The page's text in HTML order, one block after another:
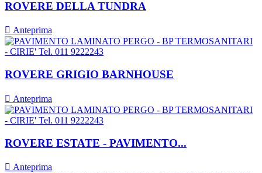
ROVERE DELLA TUNDRA
 Anteprima
ROVERE GRIGIO BARNHOUSE
 Anteprima
ROVERE ESTATE - PAVIMENTO...
 Anteprima